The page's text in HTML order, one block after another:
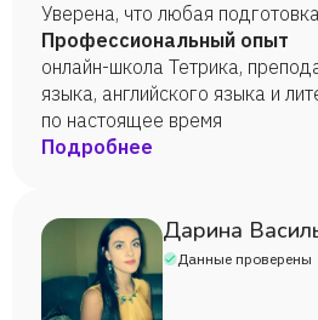
Уверена, что любая
это, прежде всего, внимание к
главная задача — выстроить
индивидуальный план
прекрасно понимаю, что иногда
экзаменам очень волнительна.
сферы увлечений учеников
поэтому всегда стараюсь
Каждое занятие, даже по
делаю максимально
Профессиональный опыт
онлайн-школа Тетрика,
языка, английского языка и
по настоящее время
Подробнее
Дарина
Данные проверены